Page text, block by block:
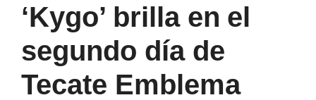
‘Kygo’ brilla en el
segundo día de
Tecate Emblema